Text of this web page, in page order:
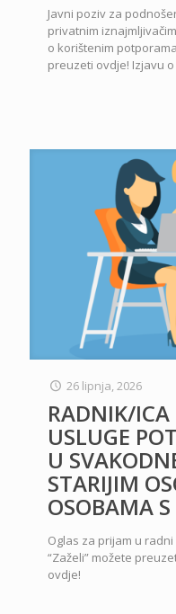
Javni poziv za
privatnim
o korištenim
preuzeti ovdje! Izjavu
26 lipnja, 2026
RADNIK/ICA
USLUGE
U
STARIJIM
OSOBAMA
Oglas za prijam u
“Zaželi” možete
ovdje!